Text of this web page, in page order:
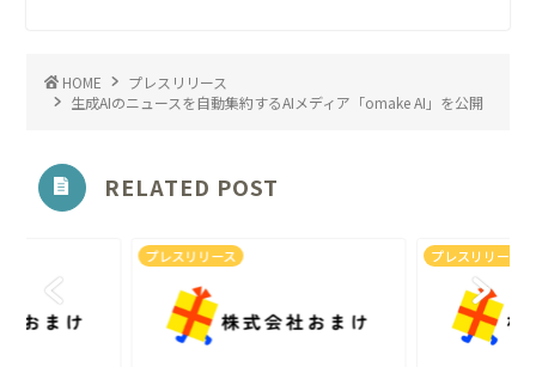
HOME
プレスリリース
生成AIのニュースを自動集約するAIメディア「omake AI」を公開
RELATED POST
プレスリリース プレスリリース